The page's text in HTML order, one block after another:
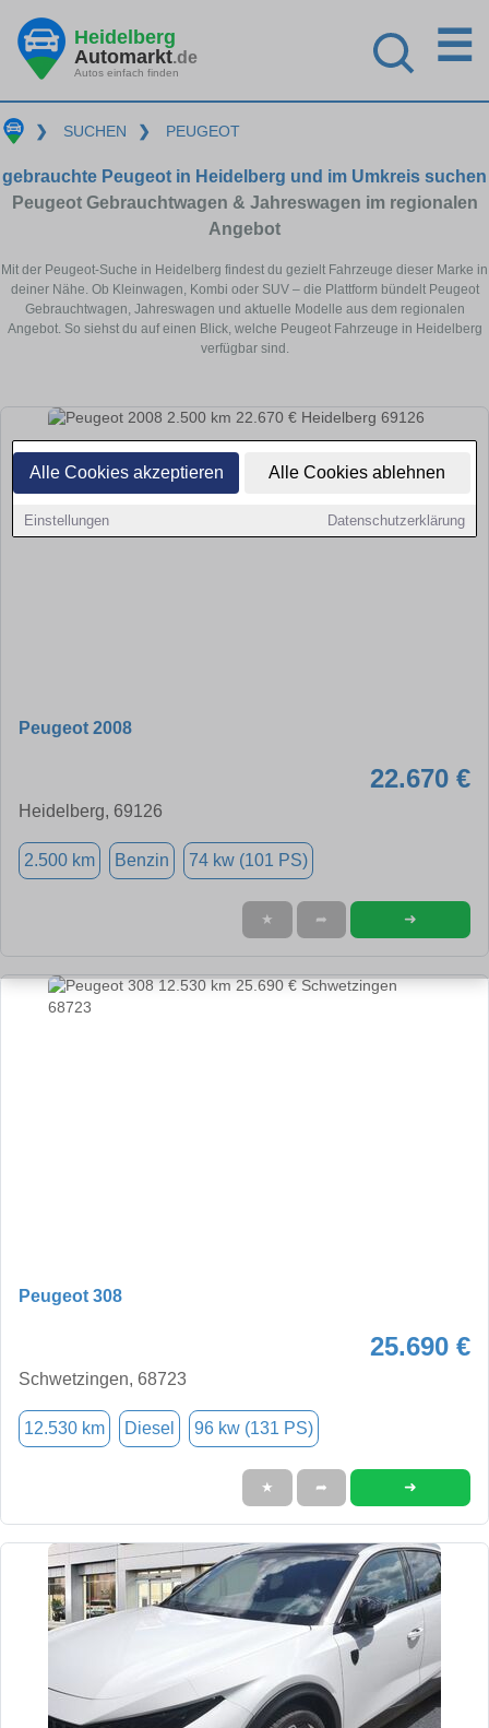
Alle Cookies akzeptieren Alle Cookies ablehnen
Einstellungen Datenschutzerklärung
Heidelberg
Automarkt.de
Autos einfach finden
☰
❯ SUCHEN ❯ PEUGEOT
gebrauchte Peugeot in Heidelberg und im Umkreis suchen
Peugeot Gebrauchtwagen & Jahreswagen im regionalen
Angebot
Mit der Peugeot-Suche in Heidelberg findest du gezielt Fahrzeuge dieser Marke in
deiner Nähe. Ob Kleinwagen, Kombi oder SUV – die Plattform bündelt Peugeot
Gebrauchtwagen, Jahreswagen und aktuelle Modelle aus dem regionalen
Angebot. So siehst du auf einen Blick, welche Peugeot Fahrzeuge in Heidelberg
verfügbar sind.
Peugeot 2008
22.670 €
Heidelberg, 69126
2.500 km Benzin 74 kw (101 PS)
★ ➦ ➜
Peugeot 308
25.690 €
Schwetzingen, 68723
12.530 km Diesel 96 kw (131 PS)
★ ➦ ➜